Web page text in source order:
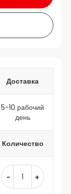
Доставка
5-10 рабочий
день
Количество
- +